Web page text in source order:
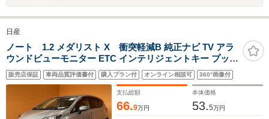
日産
ノート 1.2 メダリスト X 衝突軽減B 純正ナビ TV アラ
ウンドビューモニター ETC インテリジェントキー プッシ
ュスタート アイドリングストップ ステアリングスイッチ
革巻きステアリング ヘッドライトレベライザー
販売店保証 車両品質評価書付 購入プラン付 オンライン相談可 360°画像付
支払総額
66.9万円
本体価格
53.5万円